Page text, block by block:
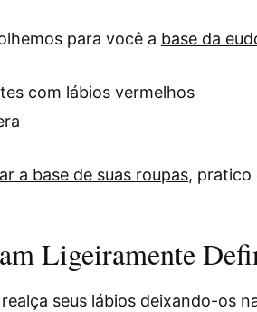
para você a base da
a base de suas roupas, pratico
Ligeiramente
seus lábios deixando-os